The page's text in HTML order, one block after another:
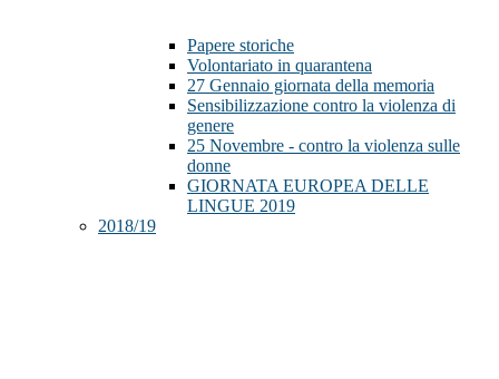
Papere storiche
Volontariato in quarantena
27 Gennaio giornata della memoria
Sensibilizzazione contro la violenza di
genere
25 Novembre - contro la violenza sulle
donne
GIORNATA EUROPEA DELLE
LINGUE 2019
2018/19